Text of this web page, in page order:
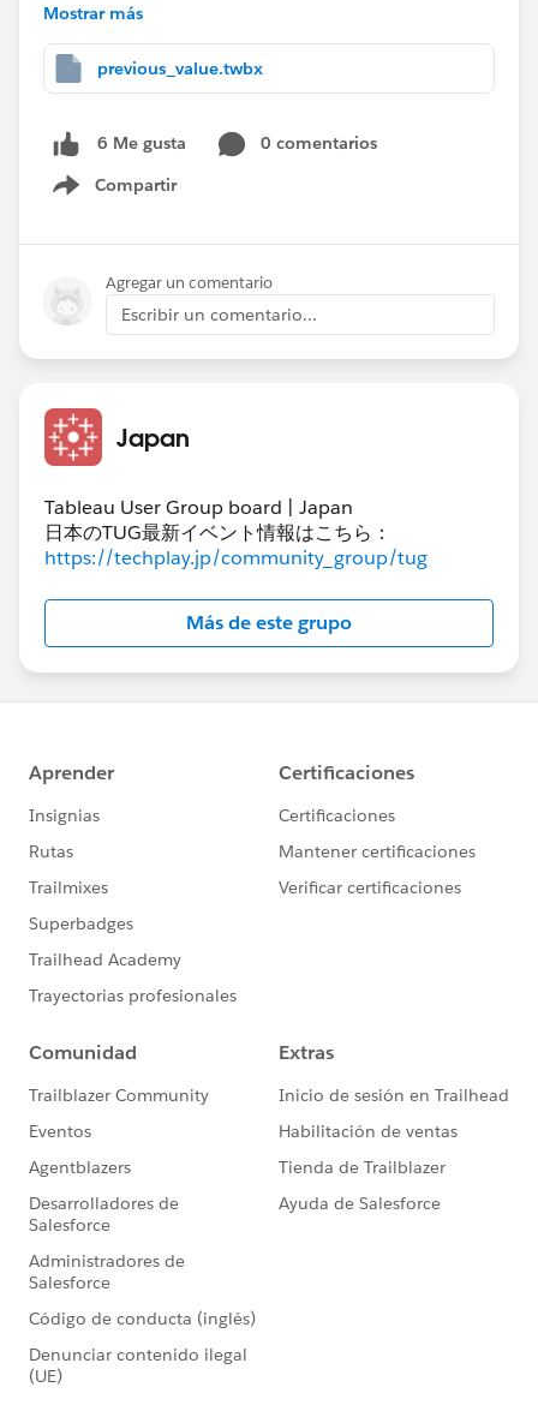
PREVIOUS_VALUE(expression) の特徴は、特定の
expression の値を見ているではなく、計算式全体の結
PREVIOUS_VALUE(expression) における expression
は、重複計算の初期値を意味し、全体の計算の中に1回
しか計算式に含まれないイメージです。
ますが、2行目からの計算には expression は関与せず、
前の行の計算結果に基づき計算が行われます。
下記2つの計算式の計算結果をご確認ください：
PREVIOUS_VALUE(1)+SUM([数量])
PREVIOUS_VALUE(1)+SUM([数量]) の場合、
expression=1 のため、計算の初期値は 1 です。
1+306=307,
2 行目の計算結果は 1 行目の計算結果+2 行目の
SUM([数量]) ：307+159=466
SUM([数量]) ：466+597=1063
...
PREVIOUS_VALUE(sum([数量]))+1 の場合、
の sum(数量)=306 です。expression は一回しか計算に
係なくなります。
そのため、
1 行目の計算結果は初期値(1 行目のSUM([数量]))+1：
2 行目の計算結果は 1 行目の計算結果+1 ：307+1=308
...
💡PREVIOUS_VALUEの使用例
それでは、どのような時に PREVIOUS_VALUE が使われ
Mostrar más
previous_value.twbx
6 Me gusta
0 comentarios
Compartir
Show menu
Agregar un comentario
Escribir un comentario...
Japan
Tableau User Group board | Japan
日本のTUG最新イベント情報はこちら：
https://techplay.jp/community_group/tug
Más de este grupo